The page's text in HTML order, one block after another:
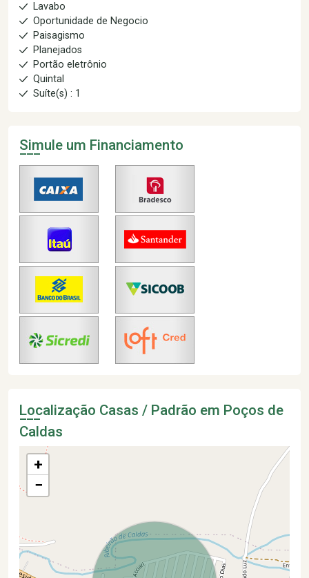
Lavabo
Oportunidade de Negocio
Paisagismo
Planejados
Portão eletrônio
Quintal
Suíte(s) : 1
Simule um Financiamento
Localização Casas / Padrão em Poços de
Caldas
+
−